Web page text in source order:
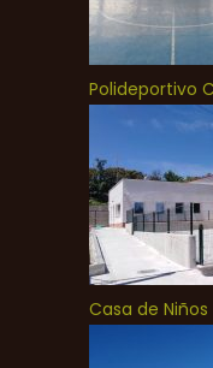
Polideportivo
Casa de Niños